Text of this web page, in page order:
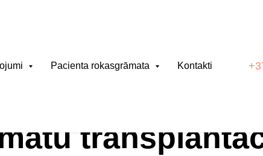
Pacienta rokasgrāmata Kontakti